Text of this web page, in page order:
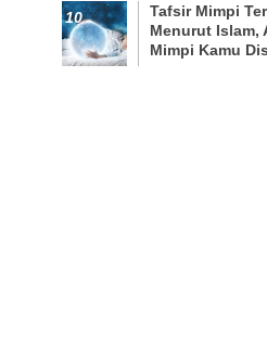
Tafsir Mimpi
Menurut Islam,
Mimpi Kamu